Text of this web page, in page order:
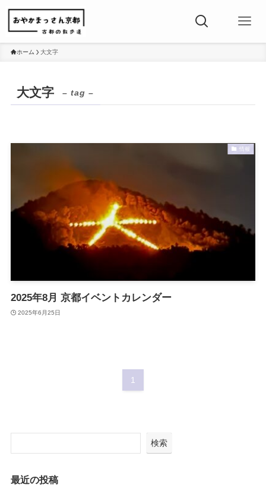
ホーム 大文字
大文字 – tag –
情報
2025年8月 京都イベントカレンダー
2025年6月25日
1
検索
最近の投稿